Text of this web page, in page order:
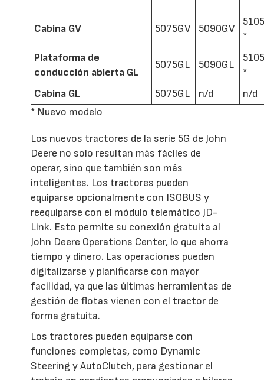
Cabina GV 5075GV 5090GV
*
Plataforma de
conducción abierta GL
5075GL 5090GL
*
Cabina GL
5075GL n/d
n/d
* Nuevo modelo
Los nuevos tractores de la serie 5G de John
Deere no solo resultan más fáciles de
operar, sino que también son más
inteligentes. Los tractores pueden
equiparse opcionalmente con ISOBUS y
reequiparse con el módulo telemático JD-
Link. Esto permite su conexión gratuita al
John Deere Operations Center, lo que ahorra
tiempo y dinero. Las operaciones pueden
digitalizarse y planificarse con mayor
facilidad, ya que las últimas herramientas de
gestión de flotas vienen con el tractor de
forma gratuita.
Los tractores pueden equiparse con
funciones completas, como Dynamic
Steering y AutoClutch, para gestionar el